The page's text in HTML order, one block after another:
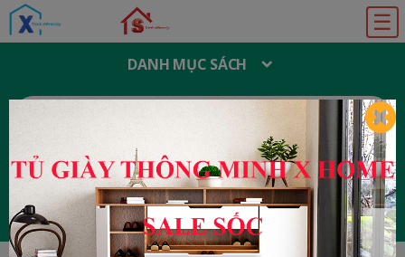
☰
DANH MỤC SÁCH
T
M
I
:
Đăng ký Đăng nhập